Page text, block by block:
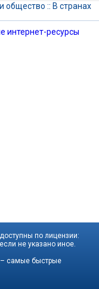
общество :: В странах
интернет-ресурсы
по лицензии:
, если не указано иное.
– самые быстрые